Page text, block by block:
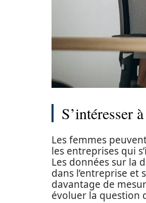
S’intéresser
Les femmes
les entreprises qui
Les données sur la
dans l’entreprise
davantage de
évoluer la question